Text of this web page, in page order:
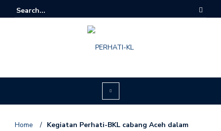
Home / Kegiatan Perhati-BKL cabang Aceh dalam